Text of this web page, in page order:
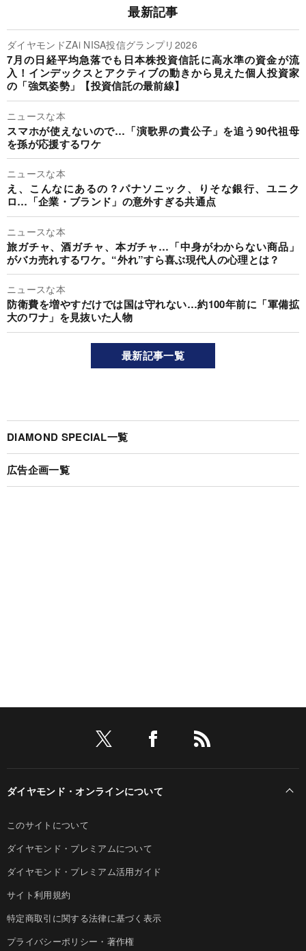
最新記事
ダイヤモンドZAi NISA投信グランプリ2026
7月の日経平均急落でも日本株投資信託に高水準の資金が流
入！インデックスとアクティブの動きから見えた個人投資家
の「強気姿勢」【投資信託の最前線】
ニュースな本
スマホが使えないので…「演歌界の貴公子」を追う90代祖母
を孫が応援するワケ
ニュースな本
え、こんなにあるの？パナソニック、りそな銀行、ユニク
ロ…「企業・ブランド」の意外すぎる共通点
ニュースな本
旅ガチャ、酒ガチャ、本ガチャ…「中身がわからない商品」
がバカ売れするワケ。“外れ”すら喜ぶ現代人の心理とは？
ニュースな本
防衛費を増やすだけでは国は守れない…約100年前に「軍備拡
大のワナ」を見抜いた人物
最新記事一覧
DIAMOND SPECIAL一覧
広告企画一覧
ダイヤモンド・オンラインについて
このサイトについて
ダイヤモンド・プレミアムについて
ダイヤモンド・プレミアム活用ガイド
サイト利用規約
特定商取引に関する法律に基づく表示
プライバシーポリシー・著作権